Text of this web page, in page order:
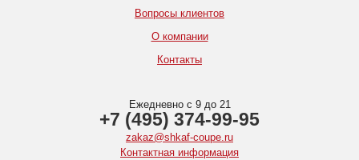
Вопросы клиентов
О компании
Контакты
Ежедневно с 9 до 21
+7 (495) 374-99-95
zakaz@shkaf-coupe.ru
Контактная информация